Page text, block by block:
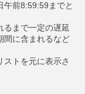
前8:59:59までと
るまで一定の遅延
間に含まれるなど
トを元に表示さ